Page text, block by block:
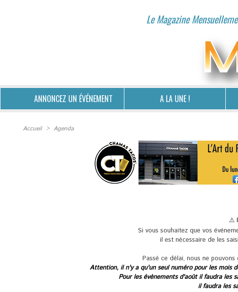
Le Magazine
ANNONCEZ UN ÉVÉNEMENT A LA UNE !
Accueil > Agenda
⚠️
Si vous souhaitez que vos
il est nécessaire de les
Passé ce délai, nous ne
Attention, il n'y a qu'un seul numéro pour les mois
Pour les évènements d'août il faudra les
il faudra les